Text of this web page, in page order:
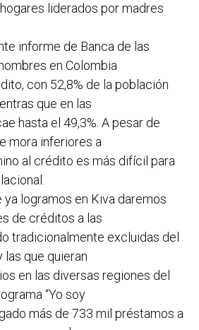
liderados por madres
informe de Banca de las
en Colombia
con 52,8% de la población
que en las
hasta el 49,3%. A pesar de
mora inferiores a
al crédito es más difícil para
ya logramos en Kiva daremos
de créditos a las
tradicionalmente excluidas del
que quieran
en las diversas regiones del
“Yo soy
más de 733 mil préstamos a